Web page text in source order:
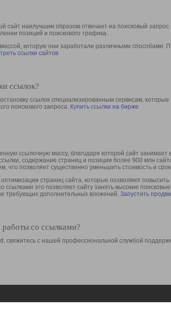
сайт наилучшим образом отвечает на поисковый
позиций и поискового трафика.
которую они заработали различными способами.
ссылки сайтов
ссылок?
ссылок специализированным сервисам,
поискового запроса. Купить ссылки на бирже
ссылочную массу, благодаря которой сайт
содержание страниц и позиции более 900 млн
что позволяет существенно уменьшить стоимость и
страниц сайта, которые позволяют повысить
ссылками это позволяет сайту занять высокие
требующих дополнительных вложений. Запустить
со ссылками?
свяжитесь с нашей профессиональной службой